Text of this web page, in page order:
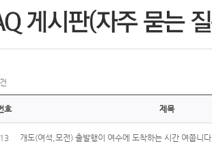
건
호 제목
개도(여석,모전) 출발행이 여수에 도착하는 시간 여쭙니다.